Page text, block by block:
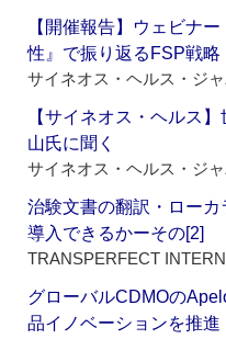
【開催報告】ウェビナ
性』で振り返るFSP戦略
サイネオス・ヘルス・ジ
【サイネオス・ヘルス
山氏に聞く
サイネオス・ヘルス・ジ
治験文書の翻訳・ロー
導入できるかーその[2]
TRANSPERFECT
グローバルCDMOの
品イノベーションを推進